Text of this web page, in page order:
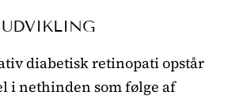
diabetisk retinopati opstår
i nethinden som følge af